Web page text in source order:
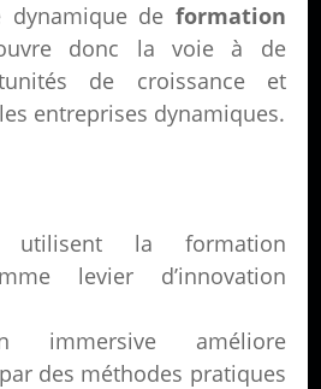
dynamique de formation
donc la voie à de
de croissance et
entreprises dynamiques.
utilisent la formation
levier d’innovation
immersive améliore
des méthodes pratiques